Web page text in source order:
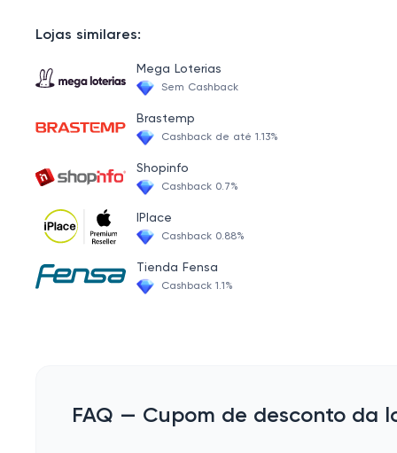
Switch e Hub
Mídia CD e DVD
Roteador
Cabos e Plugs de Informática
Mesa Digitalizadora
Lojas similares:
Mega Loterias
Sem Cashback
Brastemp
Cashback de até 1.13%
Shopinfo
Cashback 0.7%
IPlace
Cashback 0.88%
Tienda Fensa
Cashback 1.1%
FAQ — Cupom de desconto da